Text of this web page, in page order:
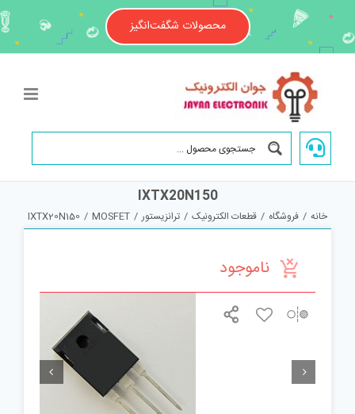
content
محصولات شگفت‌انگیز
IXTX20N150
خانه / فروشگاه / قطعات الکترونیک / ترانزیستور /
MOSFET
/
IXTX20N150
ناموجود
 